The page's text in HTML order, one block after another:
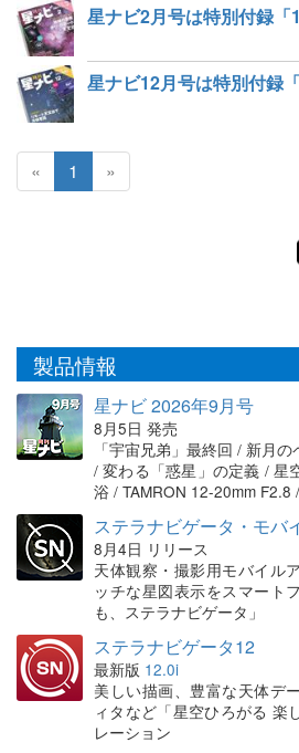
« 1 »
製品情報
星ナビ 2026年9月号
8月5日 発売
「宇宙兄弟」最終回 / 新月
/ 変わる「惑星」の定義 / 星
浴 / TAMRON 12-20mm F2.8
ステラナビゲータ・モバ
8月4日 リリース
天体観察・撮影用モバイル
ッチな星図表示をスマート
も、ステラナビゲータ」
ステラナビゲータ12
最新版 12.0i
美しい描画、豊富な天体デ
ィタなど「星空ひろがる 楽
レーション